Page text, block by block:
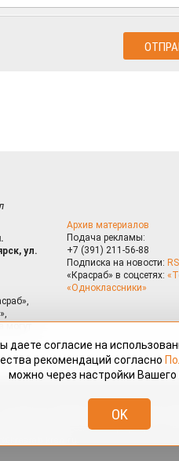
ул.
могут
Архив материалов
Подача рекламы:
+7 (391) 211-56-88
Подписка на новости:
«Красраб» в соцсетях:
«Одноклассники»
«Красраб.ру» сотрудниками
Полное или частичное
письменного согласия редакции с
даете согласие на
рекомендаций согласно
можно через настройки Вашего
OK